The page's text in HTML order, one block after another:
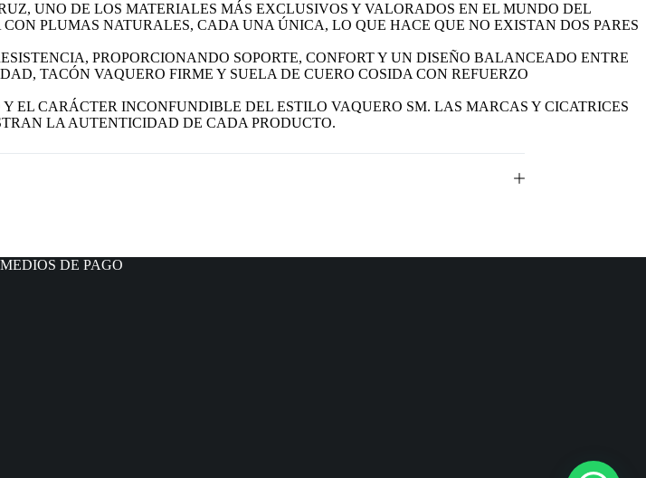
UNO DE LOS MATERIALES MÁS EXCLUSIVOS Y VALORADOS EN EL MUNDO DEL
PLUMAS NATURALES, CADA UNA ÚNICA, LO QUE HACE QUE NO EXISTAN DOS PARES
PROPORCIONANDO SOPORTE, CONFORT Y UN DISEÑO BALANCEADO ENTRE
TACÓN VAQUERO FIRME Y SUELA DE CUERO COSIDA CON REFUERZO
CARÁCTER INCONFUNDIBLE DEL ESTILO VAQUERO SM. LAS MARCAS Y CICATRICES
LA AUTENTICIDAD DE CADA PRODUCTO.
MEDIOS DE PAGO